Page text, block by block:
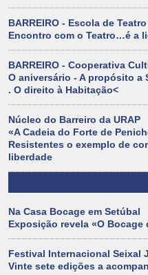
BARREIRO - Escola de
Encontro com o Teatro…é a
BARREIRO - Cooperativa
O aniversário - A propósito a
. O direito à Habitação<
Núcleo do Barreiro da URAP
«A Cadeia do Forte de
Resistentes o exemplo de
liberdade
Na Casa Bocage em Setúbal
Exposição revela «O Bocage
Festival Internacional Seixal
Vinte sete edições a